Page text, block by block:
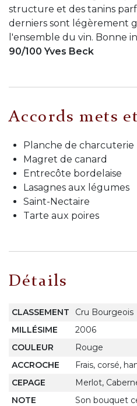
structure et des tanins
derniers sont légèrement
l'ensemble du vin. Bonne
90/100 Yves Beck
Accords mets
Planche de charcuterie
Magret de canard
Entrecôte bordelaise
Lasagnes aux légumes
Saint-Nectaire
Tarte aux poires
Détails
CLASSEMENT
Cru Bourgeois
MILLÉSIME
2006
COULEUR
Rouge
ACCROCHE
Frais, corsé,
CEPAGE
Merlot,
NOTE
Son bouquet